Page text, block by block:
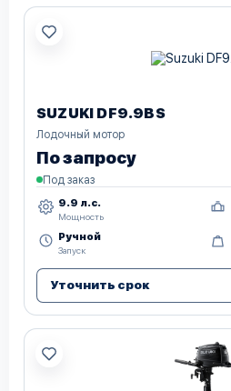
SUZUKI DF9.9BS
Лодочный мотор
По запросу
Под заказ
9.9 л.с.
Мощность
Ручной
Запуск
Уточнить срок